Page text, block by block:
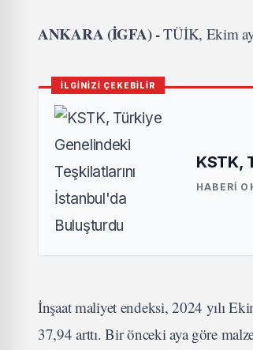
ANKARA (İGFA) -TÜİK, Ekim
İLGİNİZİ ÇEKEBİLİR
KSTK,
HABERI
İnşaat maliyet endeksi, 2024 yılı
37,94 arttı. Bir önceki aya göre